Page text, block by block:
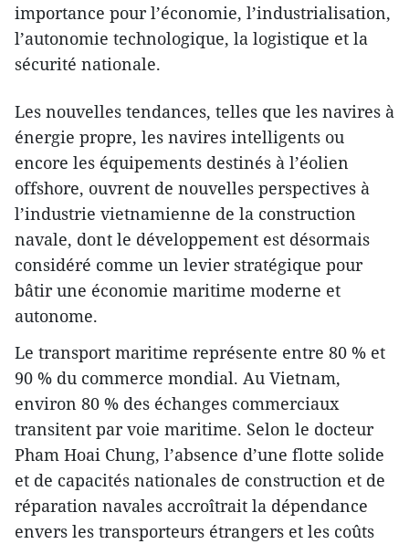
importance pour l’économie, l’industrialisation,
l’autonomie technologique, la logistique et la
sécurité nationale.
Les nouvelles tendances, telles que les navires à
énergie propre, les navires intelligents ou
encore les équipements destinés à l’éolien
offshore, ouvrent de nouvelles perspectives à
l’industrie vietnamienne de la construction
navale, dont le développement est désormais
considéré comme un levier stratégique pour
bâtir une économie maritime moderne et
autonome.
Le transport maritime représente entre 80 % et
90 % du commerce mondial. Au Vietnam,
environ 80 % des échanges commerciaux
transitent par voie maritime. Selon le docteur
Pham Hoai Chung, l’absence d’une flotte solide
et de capacités nationales de construction et de
réparation navales accroîtrait la dépendance
envers les transporteurs étrangers et les coûts